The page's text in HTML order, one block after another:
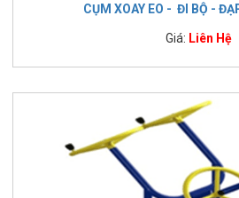
CỤM XOAY EO - ĐI BỘ -
Giá: Liên Hệ